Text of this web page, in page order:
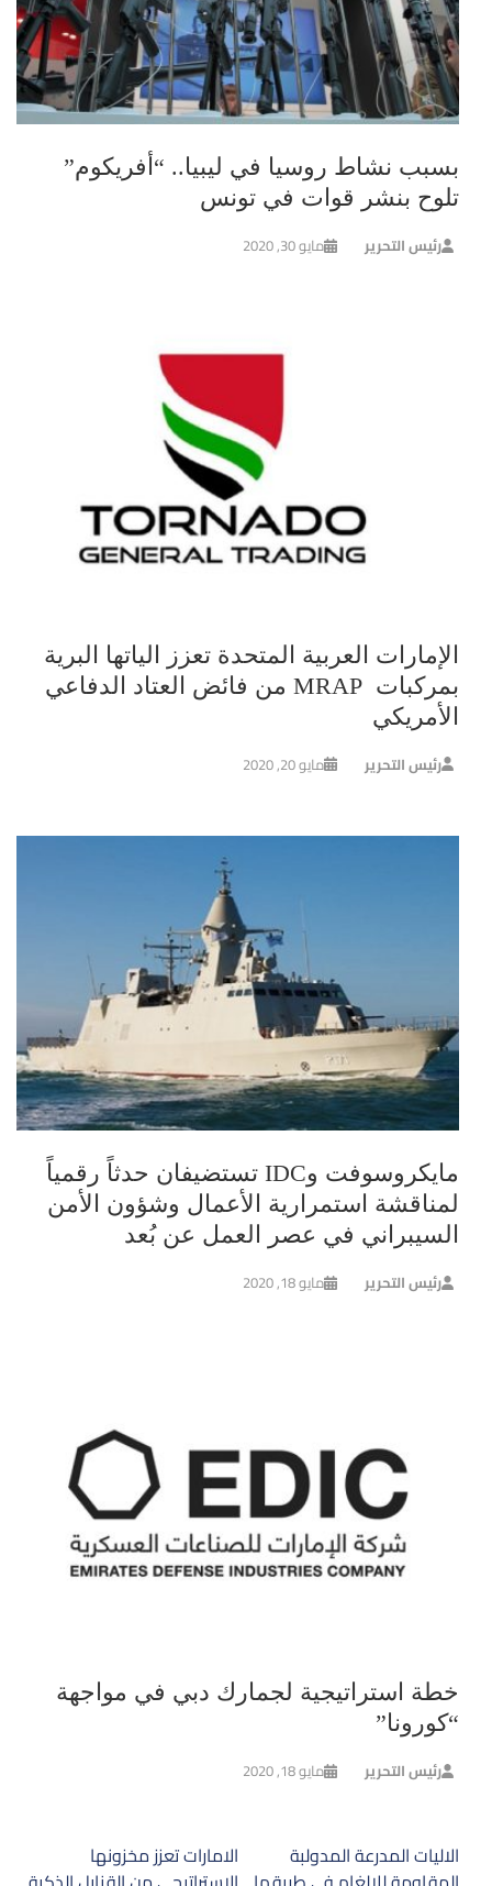
بسبب نشاط روسيا في ليبيا.. “أفريكوم”
تلوح بنشر قوات في تونس
رئيس التحرير مايو 30, 2020
الإمارات العربية المتحدة تعزز الياتها البرية
بمركبات MRAP من فائض العتاد الدفاعي
الأمريكي
رئيس التحرير مايو 20, 2020
مايكروسوفت وIDC تستضيفان حدثاً رقمياً
لمناقشة استمرارية الأعمال وشؤون الأمن
السيبراني في عصر العمل عن بُعد
رئيس التحرير مايو 18, 2020
خطة استراتيجية لجمارك دبي في مواجهة
“كورونا”
رئيس التحرير مايو 18, 2020
تصفّح
الامارات تعزز مخزونها
الاليات المدرعة المدولبة